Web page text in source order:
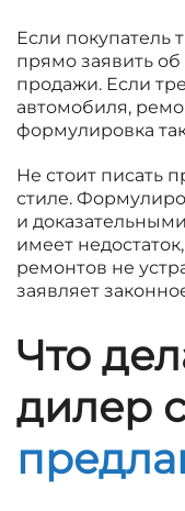
Если покупатель
прямо заявить об
продажи. Если
автомобиля,
формулировка
Не стоит писать
стиле.
и
имеет
ремонтов не
заявляет
Что
дилер